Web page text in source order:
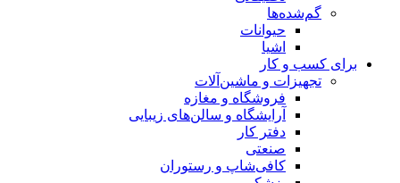
گم‌شده‌ها
حیوانات
اشیا
برای کسب و کار
تجهیزات و ماشین‌آلات
فروشگاه و مغازه
آرایشگاه و سالن‌های زیبایی
دفتر کار
صنعتی
کافی‌شاپ و رستوران